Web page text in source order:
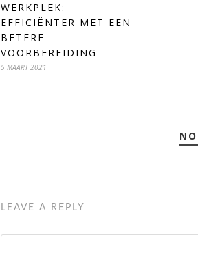
WERKPLEK:
EFFICIËNTER MET EEN
BETERE
VOORBEREIDING
5 MAART 2021
LEAVE A REPLY